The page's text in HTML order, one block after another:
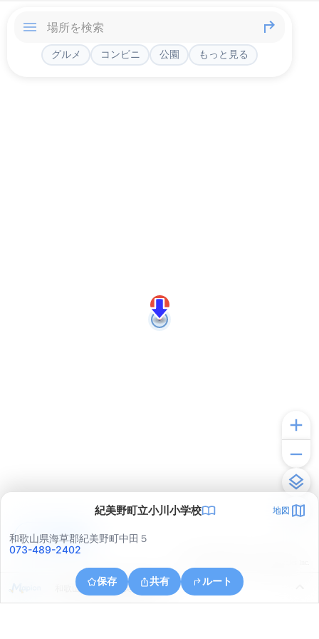
グルメ コンビニ 公園 もっと見る
紀美野町立小川小学校 地図
和歌山県海草郡紀美野町中田５
073-489-2402
保存 共有 ルート
和歌山県海草郡紀美野町中田
アプリで見る